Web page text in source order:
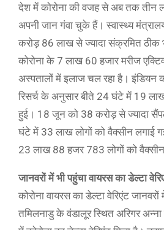
देश में कोरोना की वजह से अब तक तीन
अपनी जान गंवा चुके हैं। स्वास्थ्य
करोड़ 86 लाख से ज्यादा संक्रमित ठीक
कोरोना के 7 लाख 60 हजार मरीज
अस्पतालों में इलाज चल रहा है।
रिसर्च के अनुसार बीते 24 घंटे में 19 लाख
हुई। 18 जून को 38 करोड़ से ज्यादा
घंटे में 33 लाख लोगों को वैक्सीन
23 लाख 88 हजर 783 लोगों को
जानवरों में भी पहुंचा वायरस का डेल्टा
कोरोना वायरस का डेल्टा वेरिएंट
तमिलनाडु के वंडालूर स्थित अरिगर अन्ना